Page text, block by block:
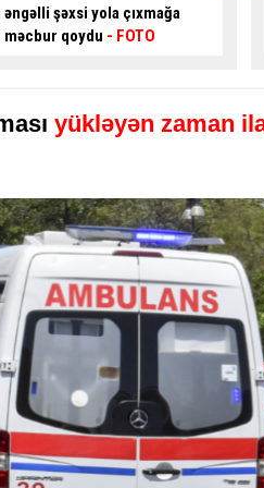
sexi yandı- VİDEO
yükləyən zaman